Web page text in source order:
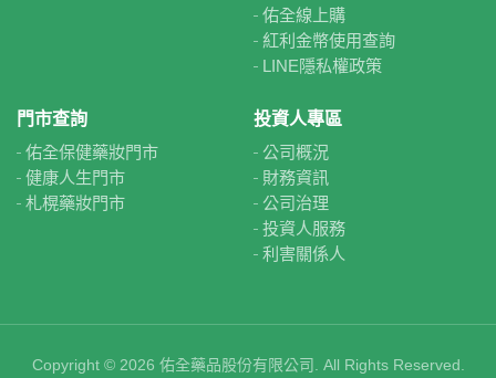
佑全線上購
紅利金幣使用查詢
LINE隱私權政策
門市查詢
佑全保健藥妝門市
健康人生門市
札榥藥妝門市
投資人專區
公司概況
財務資訊
公司治理
投資人服務
利害關係人
Copyright © 2026 佑全藥品股份有限公司. All Rights Reserved.